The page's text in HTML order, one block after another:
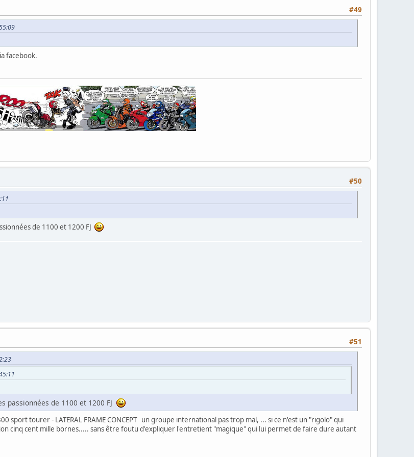
#49
facebook.
#50
de 1100 et 1200 FJ
#51
passionnées de 1100 et 1200 FJ
sport tourer - LATERAL FRAME CONCEPT un groupe international pas trop mal, ... si ce n'est un "rigolo" qui
cinq cent mille bornes..... sans être foutu d'expliquer l'entretient "magique" qui lui permet de faire dure autant